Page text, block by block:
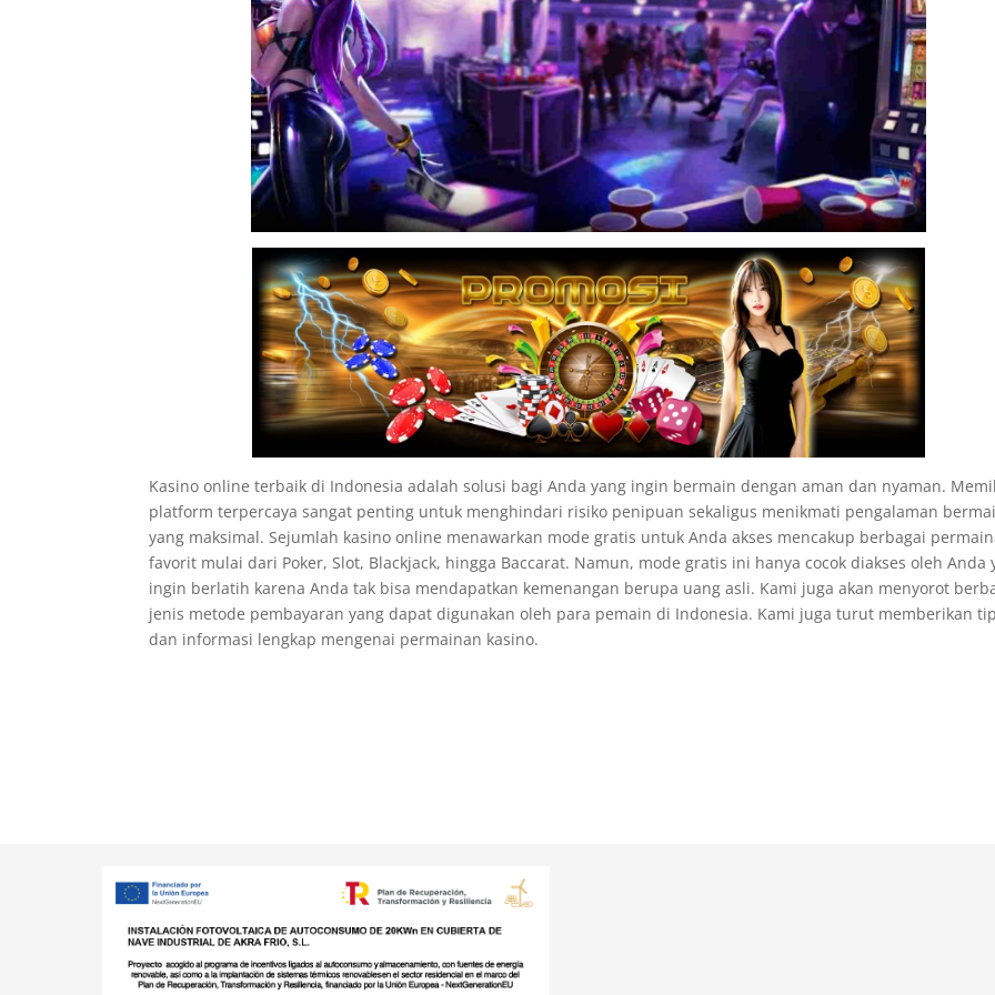
Kasino online terbaik di Indonesia adalah solusi bagi Anda yang ingin bermain dengan aman dan nyaman.
platform terpercaya sangat penting untuk menghindari risiko penipuan sekaligus menikmati pengalaman
yang maksimal. Sejumlah kasino online menawarkan mode gratis untuk Anda akses mencakup berbagai
favorit mulai dari Poker, Slot, Blackjack, hingga Baccarat. Namun, mode gratis ini hanya cocok diakses oleh Anda
ingin berlatih karena Anda tak bisa mendapatkan kemenangan berupa uang asli. Kami juga akan menyorot
jenis metode pembayaran yang dapat digunakan oleh para pemain di Indonesia. Kami juga turut memberikan
dan informasi lengkap mengenai permainan kasino.